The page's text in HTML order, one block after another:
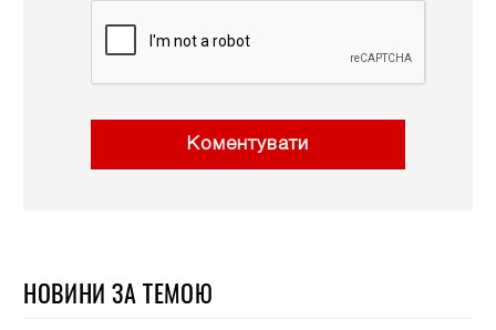
Коментувати
НОВИНИ ЗА ТЕМОЮ